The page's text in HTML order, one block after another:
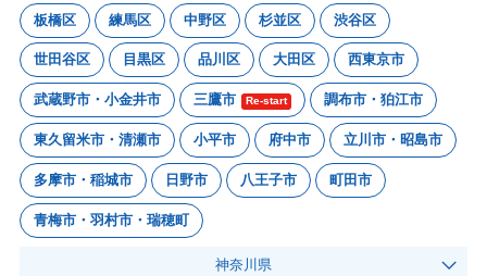
板橋区 練馬区 中野区 杉並区 渋谷区
世田谷区 目黒区 品川区 大田区 西東京市
武蔵野市・小金井市 三鷹市 Re-start 調布市・狛江市
東久留米市・清瀬市 小平市 府中市 立川市・昭島市
多摩市・稲城市 日野市 八王子市 町田市
青梅市・羽村市・瑞穂町
神奈川県